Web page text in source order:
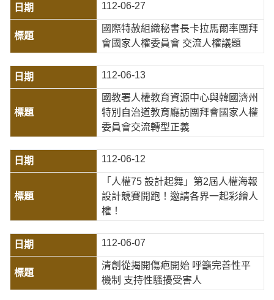
112-06-27
國際特赦組織秘書長卡拉馬爾率團拜
會國家人權委員會 交流人權議題
112-06-13
國教署人權教育資源中心與韓國濟州
特別自治道教育廳訪團拜會國家人權
委員會交流轉型正義
112-06-12
「人權75 設計起舞」第2屆人權海報
設計競賽開跑！邀請各界一起彩繪人
權！
112-06-07
清創從揭開傷疤開始 呼籲完善性平
機制 支持性騷擾受害人